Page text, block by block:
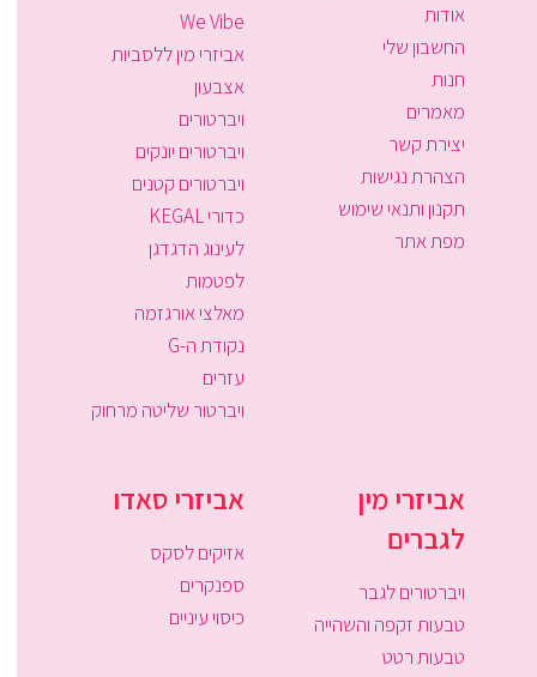
אודות
החשבון שלי
חנות
מאמרים
יצירת קשר
הצהרת נגישות
תקנון ותנאי שימוש
מפת אתר
We Vibe
אביזרי מין ללסביות
אצבעון
ויברטורים
ויברטורים יונקים
ויברטורים קטנים
כדורי KEGAL
לעינוג הדגדגן
לפטמות
מאלצי אורגזמה
נקודת ה-G
עזרים
ויברטור שליטה מרחוק
אביזרי מין
לגברים
ויברטורים לגבר
טבעות זקפה והשהייה
טבעות רטט
אביזרי סאדו
אזיקים לסקס
ספנקרים
כיסוי עיניים